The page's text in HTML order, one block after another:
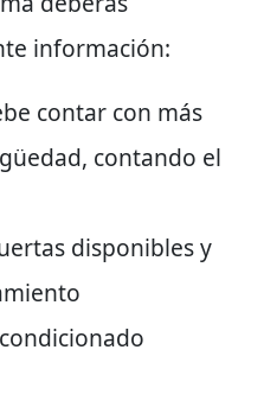
información:
contar con más
contando el
disponibles y